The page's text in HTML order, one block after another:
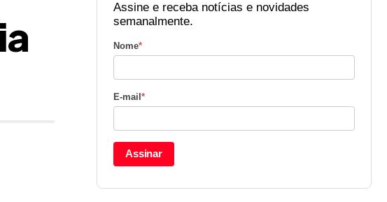
Assine e receba notícias e novidades
semanalmente.
Nome*
E-mail *
Assinar